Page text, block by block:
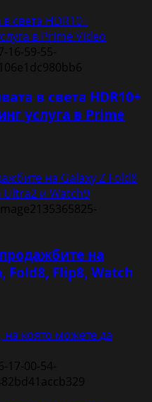
света HDR10+
в Prime Video
в света HDR10+
услуга в Prime
на Galaxy Z Fold8
Ultra2 и Watch9
на
Fold8, Flip8, Watch
на която можете да